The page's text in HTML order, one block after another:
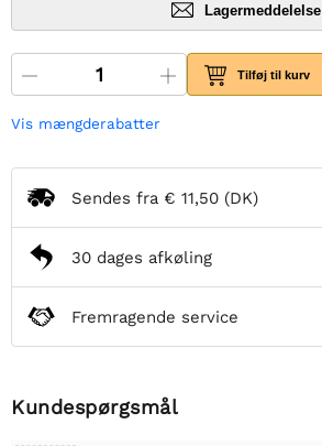
Lagermeddelelse
Tilføj til kurv
Vis mængderabatter
Sendes fra € 11,50 (DK)
30 dages afkøling
Fremragende service
Kundespørgsmål